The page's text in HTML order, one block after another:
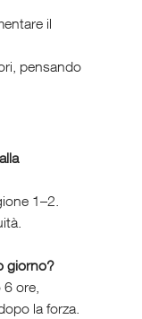
il
pensando
1–2.
giorno?
6 ore,
la forza.